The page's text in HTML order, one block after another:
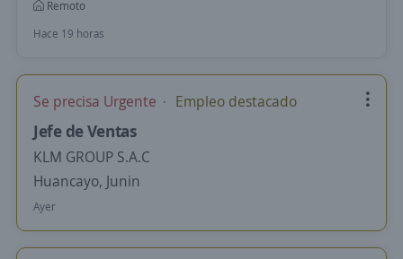
Remoto
Hace 19 horas
Se precisa Urgente Empleo destacado
Jefe de Ventas
KLM GROUP S.A.C
Huancayo, Junin
Ayer